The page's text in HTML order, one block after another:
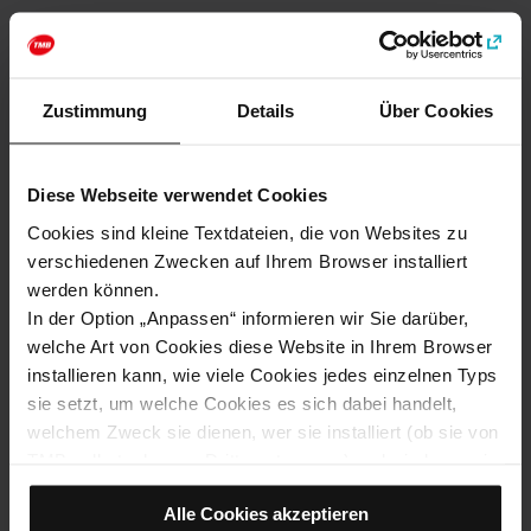
Zustimmung Details Über Cookies
Diese Webseite verwendet Cookies
Cookies sind kleine Textdateien, die von Websites zu
verschiedenen Zwecken auf Ihrem Browser installiert
werden können.
In der Option „Anpassen“ informieren wir Sie darüber,
welche Art von Cookies diese Website in Ihrem Browser
installieren kann, wie viele Cookies jedes einzelnen Typs
sie setzt, um welche Cookies es sich dabei handelt,
welchem Zweck sie dienen, wer sie installiert (ob sie von
auf dem Browser verbleiben.
Wenn im Cookie-Feld (0) angezeigt wird, bedeutet dies,
Alle Cookies akzeptieren
Aktivitäten für Kinder
de l’Alcalde
Adresse
Plaça de la Sardana, 717
Barcelona